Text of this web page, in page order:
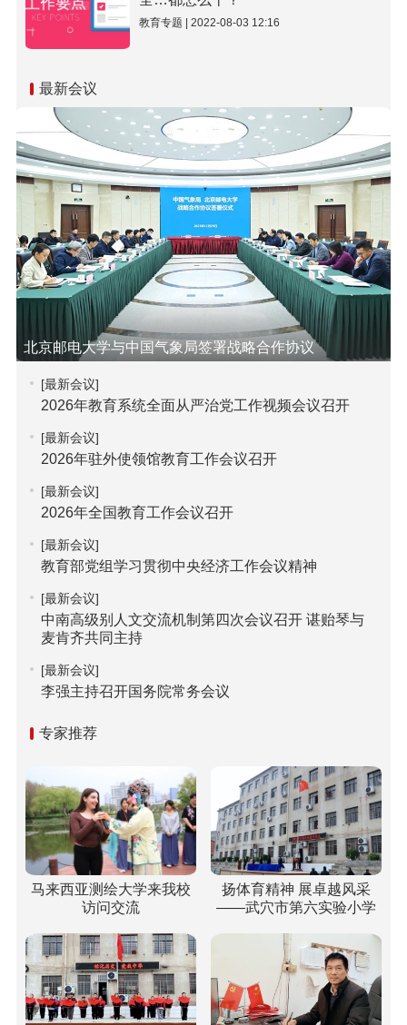
教育专题 | 2022-08-03 12:16
最新会议
北京邮电大学与中国气象局签署战略合作协议
[最新会议]
2026年教育系统全面从严治党工作视频会议召开
[最新会议]
2026年驻外使领馆教育工作会议召开
[最新会议]
2026年全国教育工作会议召开
[最新会议]
教育部党组学习贯彻中央经济工作会议精神
[最新会议]
中南高级别人文交流机制第四次会议召开 谌贻琴与
麦肯齐共同主持
[最新会议]
李强主持召开国务院常务会议
专家推荐
马来西亚测绘大学来我校
访问交流
扬体育精神 展卓越风采
——武穴市第六实验小学
园！